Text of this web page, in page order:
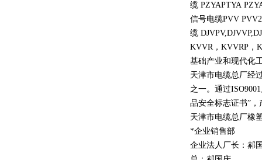
缆 PZYAPTYA
信号电缆PVV
缆
KVVR，KVVRP，
基础产业和现代化
天津市电缆总厂经
之一。通过
品安全标志证书”
天津市电缆总厂橡
*企业销售部
企业法人厂长：郝